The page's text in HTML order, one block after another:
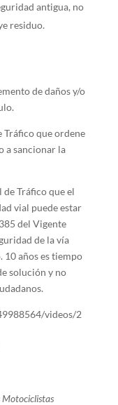
antigua, no
residuo.
de daños y/o
Tráfico que ordene
a sancionar la
Tráfico que el
vial puede estar
del Vigente
de la vía
10 años es tiempo
solución y no
videos/2
Motociclistas